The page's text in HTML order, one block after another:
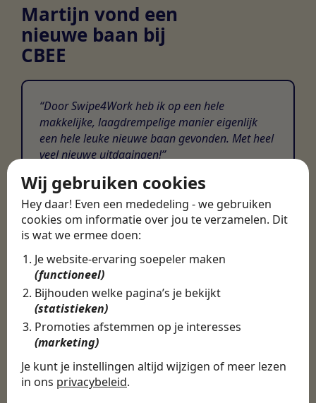
Wij gebruiken cookies
Hey daar! Even een mededeling - we gebruiken
cookies om informatie over jou te verzamelen. Dit
is wat we ermee doen:
Je website-ervaring soepeler maken
(functioneel)
Bijhouden welke pagina’s je bekijkt
(statistieken)
Promoties afstemmen op je interesses
(marketing)
Je kunt je instellingen altijd wijzigen of meer lezen
in ons privacybeleid.
Martijn vond een
nieuwe baan bij
CBEE
Door Swipe4Work heb ik op een hele
makkelijke, laagdrempelige manier eigenlijk
een hele leuke nieuwe baan gevonden. Met heel
veel nieuwe uitdagingen!
Martijn
Certinia Consultant